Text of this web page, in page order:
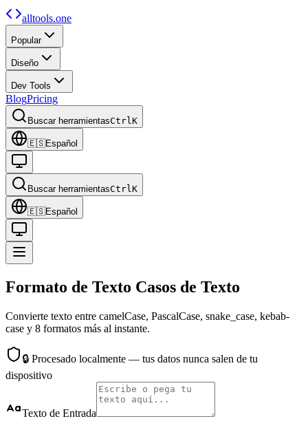
alltools.one
Popular
Diseño
Dev Tools
BlogPricing
Buscar herramientasCtrlK
🇪🇸Español
Buscar herramientasCtrlK
🇪🇸Español
Formato de Texto Casos de Texto
Convierte texto entre camelCase, PascalCase, snake_case, kebab-
case y 8 formatos más al instante.
🔒 Procesado localmente — tus datos nunca salen de tu
dispositivo
Texto de Entrada